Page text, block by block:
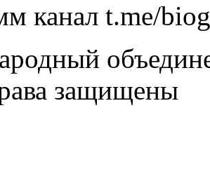
канал t.me/
защищены